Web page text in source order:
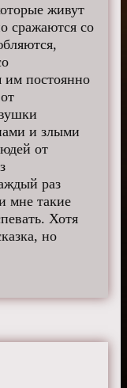
живут
сражаются со
им постоянно
и злыми
от
раз
мне такие
Хотя
но